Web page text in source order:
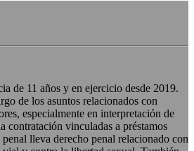
de 11 años y en ejercicio desde 2019.
de los asuntos relacionados con
especialmente en interpretación de
contratación vinculadas a préstamos
lleva derecho penal relacionado con